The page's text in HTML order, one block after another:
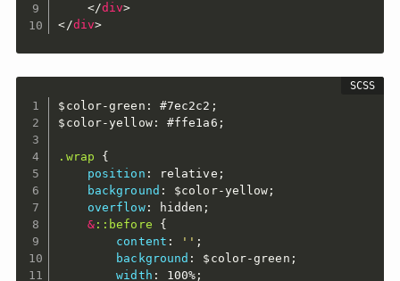
</div>
</div>
$color-green : #7ec2c2 ;
$color-yellow: #ffe1a6 ;
.wrap {
position : relative ;
background : $color-yellow ;
overflow: hidden ;
&::before {
content : '' ;
background : $color-green ;
width : 100% ;